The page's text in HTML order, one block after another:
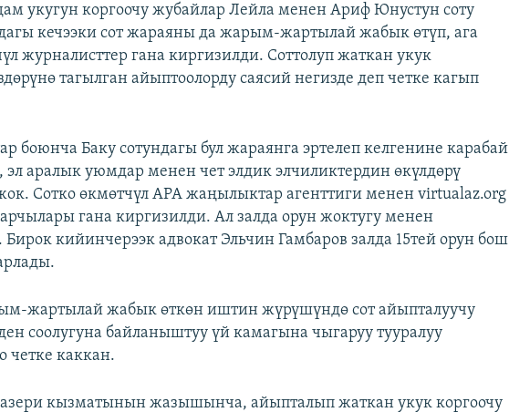
укугун коргоочу жубайлар Лейла менен Ариф Юнустун соту
кечээки сот жараяны да жарым-жартылай жабык өтүп, ага
журналисттер гана киргизилди. Соттолуп жаткан укук
тагылган айыптоолорду саясий негизде деп четке кагып
боюнча Баку сотундагы бул жараянга эртелеп келгенине карабай
эл аралык уюмдар менен чет элдик элчиликтердин өкүлдөрү
Сотко өкмөтчүл АРА жаңылыктар агенттиги менен virtualaz.org
гана киргизилди. Ал залда орун жоктугу менен
Бирок кийинчерээк адвокат Эльчин Гамбаров залда 15тей орун бош
жартылай жабык өткөн иштин жүрүшүндө сот айыпталуучу
соолугуна байланыштуу үй камагына чыгаруу тууралуу
четке каккан.
азери кызматынын жазышынча, айыпталып жаткан укук коргоочу